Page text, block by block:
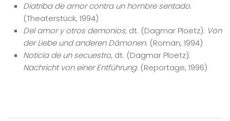
Diatriba de amor contra un hombre sentado.
(Theaterstück, 1994)
Del amor y otros demonios, dt. (Dagmar Ploetz): Von
der Liebe und anderen Dämonen. (Roman, 1994)
Noticia de un secuestro, dt. (Dagmar Ploetz):
Nachricht von einer Entführung. (Reportage, 1996)